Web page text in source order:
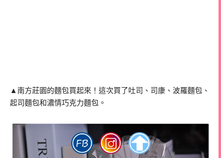
▲南方莊園的麵包買起來！這次買了吐司、司康、波羅麵包、
起司麵包和濃情巧克力麵包。